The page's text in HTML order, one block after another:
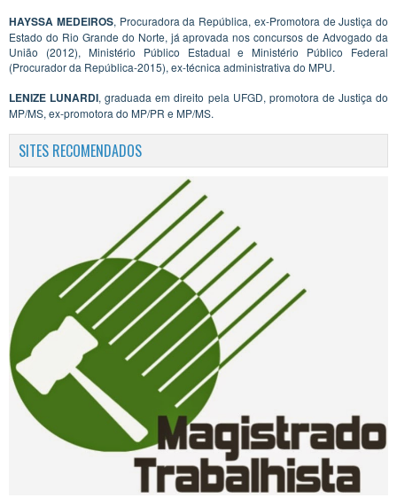
HAYSSA MEDEIROS, Procuradora da República, ex-Promotora de Justiça do
Estado do Rio Grande do Norte, já aprovada nos concursos de Advogado da
União (2012), Ministério Público Estadual e Ministério Público Federal
(Procurador da República-2015), ex-técnica administrativa do MPU.
LENIZE LUNARDI, graduada em direito pela UFGD, promotora de Justiça do
MP/MS, ex-promotora do MP/PR e MP/MS.
SITES RECOMENDADOS